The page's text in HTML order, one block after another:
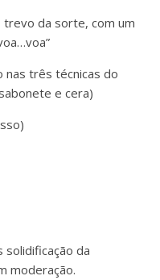
trevo da sorte, com um
três técnicas do
e cera)
solidificação da
moderação.